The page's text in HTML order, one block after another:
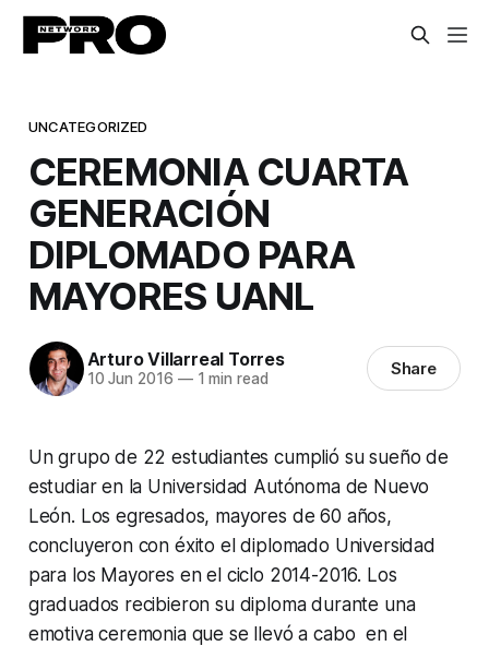
UNCATEGORIZED
CEREMONIA CUARTA
GENERACIÓN
DIPLOMADO PARA
MAYORES UANL
Arturo Villarreal Torres
10 Jun 2016 —1 min read Share
Un grupo de 22 estudiantes cumplió su sueño de
estudiar en la Universidad Autónoma de Nuevo
León. Los egresados, mayores de 60 años,
concluyeron con éxito el diplomado Universidad
para los Mayores en el ciclo 2014-2016. Los
graduados recibieron su diploma durante una
emotiva ceremonia que se llevó a cabo en el